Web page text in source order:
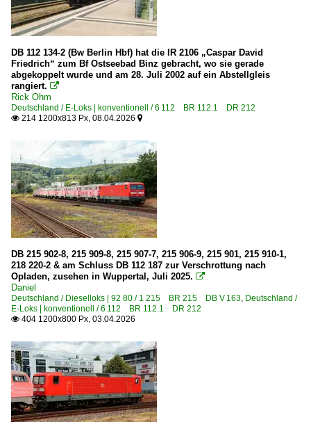
DB 112 134-2 (Bw Berlin Hbf) hat die IR 2106 „Caspar David
Friedrich“ zum Bf Ostseebad Binz gebracht, wo sie gerade
abgekoppelt wurde und am 28. Juli 2002 auf ein Abstellgleis
rangiert. 
Rick Ohm
Deutschland / E-Loks | konventionell / 6 112 BR 112.1 DR 212
 214 1200x813 Px, 08.04.2026 
DB 215 902-8, 215 909-8, 215 907-7, 215 906-9, 215 901, 215 910-1,
218 220-2 & am Schluss DB 112 187 zur Verschrottung nach
Opladen, zusehen in Wuppertal, Juli 2025. 
Daniel
Deutschland / Dieselloks | 92 80 / 1 215 BR 215 DB V 163, Deutschland /
E-Loks | konventionell / 6 112 BR 112.1 DR 212
 404 1200x800 Px, 03.04.2026